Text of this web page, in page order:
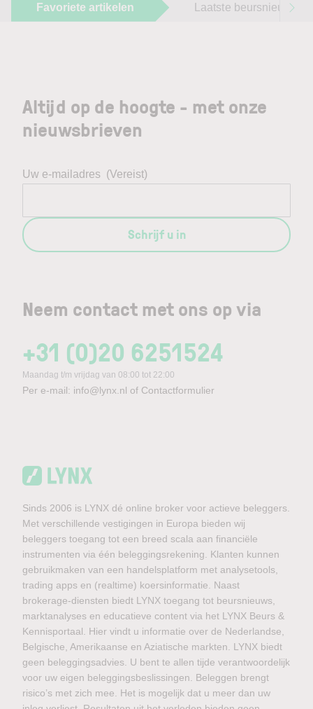
Favoriete artikelen Laatste beursnieuws
Neem contact met ons op via
+31 (0)20 6251524
Maandag t/m vrijdag van 08:00 tot 22:00
Per e-mail: info@lynx.nl of Contactformulier
Altijd op de hoogte - met onze
nieuwsbrieven
Uw e-mailadres (Vereist)
Schrijf u in
Sinds 2006 is LYNX dé online broker voor actieve beleggers.
Met verschillende vestigingen in Europa bieden wij
beleggers toegang tot een breed scala aan financiële
instrumenten via één beleggingsrekening. Klanten kunnen
gebruikmaken van een handelsplatform met analysetools,
trading apps en (realtime) koersinformatie. Naast
brokerage-diensten biedt LYNX toegang tot beursnieuws,
marktanalyses en educatieve content via het LYNX Beurs &
Kennisportaal. Hier vindt u informatie over de Nederlandse,
Belgische, Amerikaanse en Aziatische markten. LYNX biedt
geen beleggingsadvies. U bent te allen tijde verantwoordelijk
voor uw eigen beleggingsbeslissingen. Beleggen brengt
risico’s met zich mee. Het is mogelijk dat u meer dan uw